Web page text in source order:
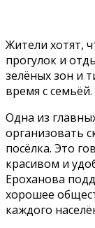
Жители хотят,
прогулок и
зелёных зон и
время с семьёй.
Одна из
организовать
посёлка. Это
красивом и
Ероханова
хорошее
каждого